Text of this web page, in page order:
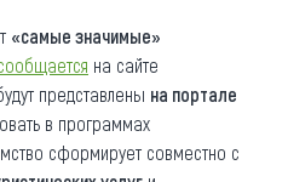
«самые значимые»
на сайте
представлены на портале
в программах
сформирует совместно с